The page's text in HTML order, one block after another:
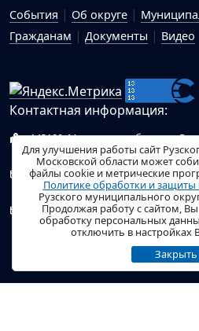
События Об округе
Гражданам
Документы Видео
Контактная информация:
143100, Московская область,
Схема проезда
Общий отдел Администрации
округа:
Отдел по работе с обращениями
Рузского муниципального
Для улучшения работы сайт
Московской области может
файлы cookie и метрические
Политике обработки и
Рузского муниципального
Продолжая работу с сайтом, Вы
обработку персональных
отключить в настройках
Закрыть